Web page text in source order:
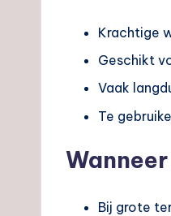
Krachtige
Geschikt
Vaak
Te
Bij grote